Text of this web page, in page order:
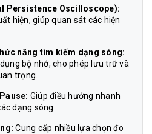
Persistence Oscilloscope):
hiện, giúp quan sát các hiện
năng tìm kiếm dạng sóng:
bộ nhớ, cho phép lưu trữ và
trọng.
Giúp điều hướng nhanh
dạng sóng.
Cung cấp nhiều lựa chọn đo